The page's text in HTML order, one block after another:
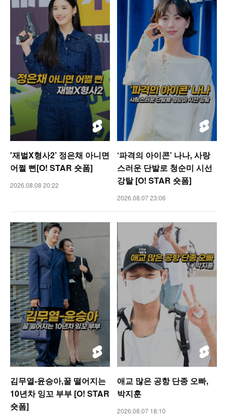
'재벌X형사2’ 정은채 아니면
어쩔 뻔[O! STAR 숏폼]
2026.08.08 20:22
‘파격의 아이콘’ 나나, 사랑
스러운 단발로 청순미 시선
강탈 [O! STAR 숏폼]
2026.08.07 23:06
김무열-윤승아,꿀 떨어지는
10년차 잉꼬 부부 [O! STAR
숏폼]
애교 많은 공항 단종 오빠,
박지훈
2026.08.07 18:10